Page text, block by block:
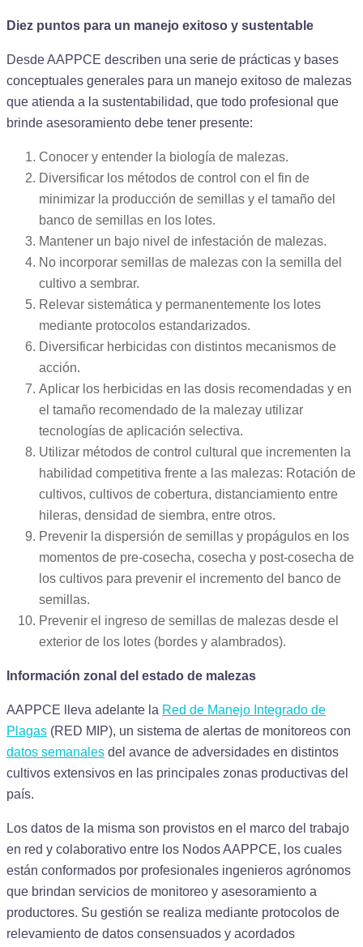
Diez puntos para un manejo exitoso y sustentable
Desde AAPPCE describen una serie de prácticas y bases
conceptuales generales para un manejo exitoso de malezas
que atienda a la sustentabilidad, que todo profesional que
brinde asesoramiento debe tener presente:
Conocer y entender la biología de malezas.
Diversificar los métodos de control con el fin de
minimizar la producción de semillas y el tamaño del
banco de semillas en los lotes.
Mantener un bajo nivel de infestación de malezas.
No incorporar semillas de malezas con la semilla del
cultivo a sembrar.
Relevar sistemática y permanentemente los lotes
mediante protocolos estandarizados.
Diversificar herbicidas con distintos mecanismos de
acción.
Aplicar los herbicidas en las dosis recomendadas y en
el tamaño recomendado de la malezay utilizar
tecnologías de aplicación selectiva.
Utilizar métodos de control cultural que incrementen la
habilidad competitiva frente a las malezas: Rotación de
cultivos, cultivos de cobertura, distanciamiento entre
hileras, densidad de siembra, entre otros.
Prevenir la dispersión de semillas y propágulos en los
momentos de pre-cosecha, cosecha y post-cosecha de
los cultivos para prevenir el incremento del banco de
semillas.
Prevenir el ingreso de semillas de malezas desde el
exterior de los lotes (bordes y alambrados).
Información zonal del estado de malezas
AAPPCE lleva adelante la Red de Manejo Integrado de
Plagas (RED MIP), un sistema de alertas de monitoreos con
datos semanales del avance de adversidades en distintos
cultivos extensivos en las principales zonas productivas del
país.
Los datos de la misma son provistos en el marco del trabajo
en red y colaborativo entre los Nodos AAPPCE, los cuales
están conformados por profesionales ingenieros agrónomos
que brindan servicios de monitoreo y asesoramiento a
productores. Su gestión se realiza mediante protocolos de
relevamiento de datos consensuados y acordados